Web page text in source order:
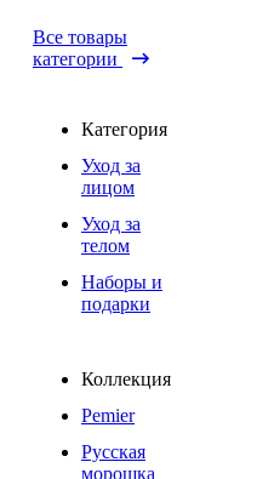
Все товары
категории
Категория
Уход за
лицом
Уход за
телом
Наборы и
подарки
Коллекция
Pemier
Русская
морошка